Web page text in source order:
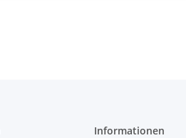
Informationen